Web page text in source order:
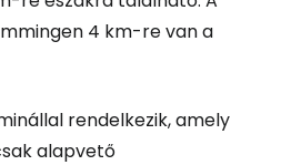
4 km-re van a
rendelkezik, amely
alapvető